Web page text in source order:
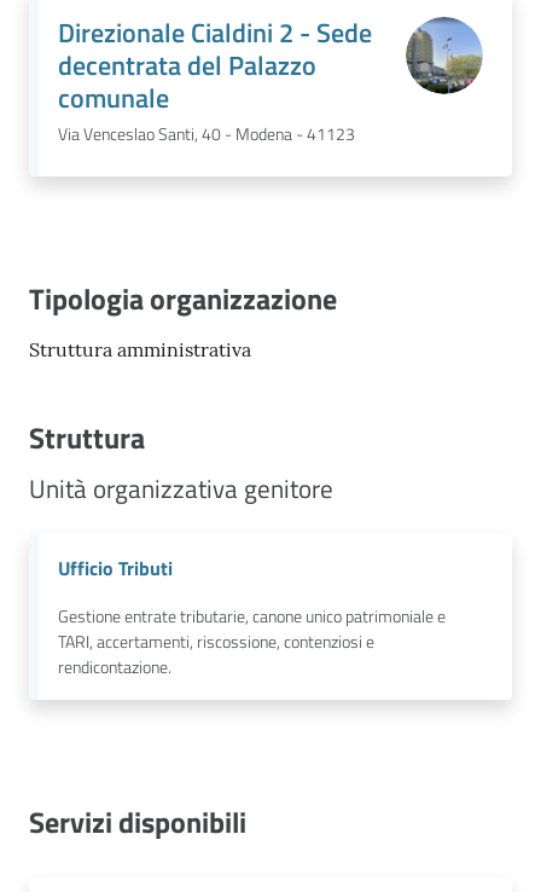
Direzionale Cialdini 2 - Sede
decentrata del Palazzo
comunale
Via Venceslao Santi, 40 - Modena - 41123
Tipologia organizzazione
Struttura amministrativa
Struttura
Unità organizzativa genitore
Ufficio Tributi
Gestione entrate tributarie, canone unico patrimoniale e
TARI, accertamenti, riscossione, contenziosi e
rendicontazione.
Servizi disponibili